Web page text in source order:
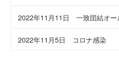
2022年11月11日 一致団結オー
2022年11月5日 コロナ感染